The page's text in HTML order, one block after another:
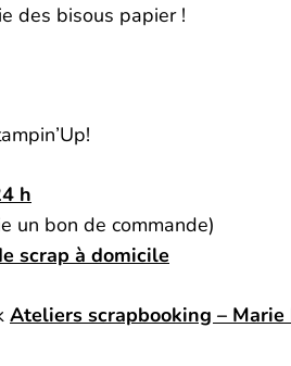
des bisous papier !
h
un bon de commande)
scrap à domicile
Ateliers scrapbooking – Marie